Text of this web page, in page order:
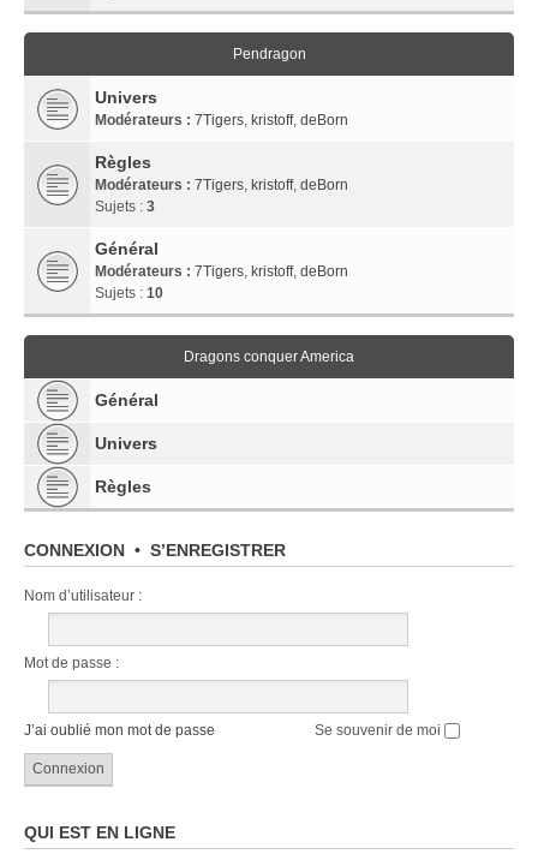
Pendragon
Univers
Modérateurs : 7Tigers, kristoff, deBorn
Règles
Modérateurs : 7Tigers, kristoff, deBorn
Sujets : 3
Général
Modérateurs : 7Tigers, kristoff, deBorn
Sujets : 10
Dragons conquer America
Général
Univers
Règles
CONNEXION • S’ENREGISTRER
Nom d’utilisateur :
Mot de passe :
J’ai oublié mon mot de passe Se souvenir de moi
QUI EST EN LIGNE